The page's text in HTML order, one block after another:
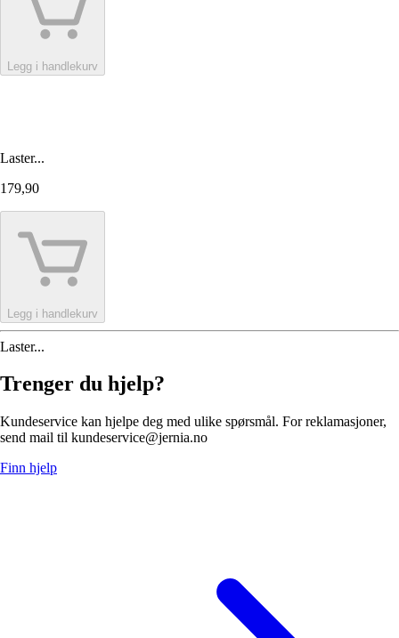
Legg i handlekurv
Laster...
179,90
Legg i handlekurv
Laster...
Trenger du hjelp?
Kundeservice kan hjelpe deg med ulike spørsmål. For reklamasjoner,
send mail til kundeservice@jernia.no
Finn hjelp